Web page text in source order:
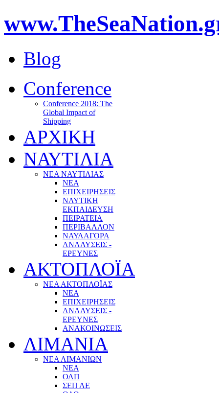
Blog
Conference
Conference 2018: The
Global Impact of
Shipping
ΑΡΧΙΚΗ
ΝΑΥΤΙΛΙΑ
ΝΕΑ ΝΑΥΤΙΛΙΑΣ
ΝΕΑ
ΕΠΙΧΕΙΡΗΣΕΙΣ
ΝΑΥΤΙΚΗ
ΕΚΠΑΙΔΕΥΣΗ
ΠΕΙΡΑΤΕΙΑ
ΠΕΡΙΒΑΛΛΟΝ
ΝΑΥΛΑΓΟΡΑ
ΑΝΑΛΥΣΕΙΣ -
ΕΡΕΥΝΕΣ
ΑΚΤΟΠΛΟΪΑ
ΝΕΑ ΑΚΤΟΠΛΟΪΑΣ
ΝΕΑ
ΕΠΙΧΕΙΡΗΣΕΙΣ
ΑΝΑΛΥΣΕΙΣ -
ΕΡΕΥΝΕΣ
ΑΝΑΚΟΙΝΩΣΕΙΣ
ΛΙΜΑΝΙΑ
ΝΕΑ ΛΙΜΑΝΙΩΝ
ΝΕΑ
ΟΛΠ
ΣΕΠ ΑΕ